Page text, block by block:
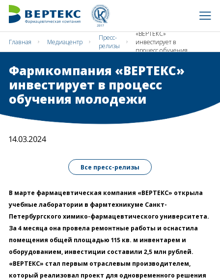
Главная Медиацентр
Пресс-
релизы
«ВЕРТЕКС»
инвестирует в
процесс обучения
Фармкомпания «ВЕРТЕКС»
инвестирует в процесс
обучения молодежи
14.03.2024
Все пресс-релизы
В марте фармацевтическая компания «ВЕРТЕКС» открыла
учебные лаборатории в фармтехникуме Санкт-
Петербургского химико-фармацевтического университета.
За 4 месяца она провела ремонтные работы и оснастила
помещения общей площадью 115 кв. м инвентарем и
оборудованием, инвестиции составили 2,5 млн рублей.
«ВЕРТЕКС» стал первым отраслевым производителем,
который реализовал проект для одновременного решения